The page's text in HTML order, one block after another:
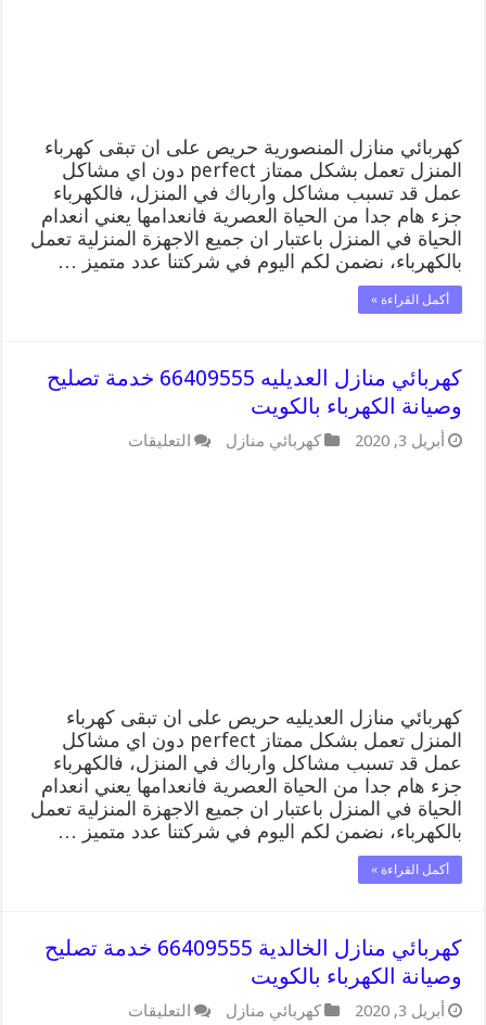
كهربائي منازل المنصورية حريص على ان تبقى كهرباء
المنزل تعمل بشكل ممتاز perfect دون اي مشاكل
عمل قد تسبب مشاكل وارباك في المنزل، فالكهرباء
جزء هام جدا من الحياة العصرية فانعدامها يعني انعدام
الحياة في المنزل باعتبار ان جميع الاجهزة المنزلية تعمل
بالكهرباء، نضمن لكم اليوم في شركتنا عدد متميز …
أكمل القراءة »
كهربائي منازل العديليه 66409555 خدمة تصليح
وصيانة الكهرباء بالكويت
أبريل 3, 2020 كهربائي منازل التعليقات
كهربائي منازل العديليه حريص على ان تبقى كهرباء
المنزل تعمل بشكل ممتاز perfect دون اي مشاكل
عمل قد تسبب مشاكل وارباك في المنزل، فالكهرباء
جزء هام جدا من الحياة العصرية فانعدامها يعني انعدام
الحياة في المنزل باعتبار ان جميع الاجهزة المنزلية تعمل
بالكهرباء، نضمن لكم اليوم في شركتنا عدد متميز …
أكمل القراءة »
كهربائي منازل الخالدية 66409555 خدمة تصليح
وصيانة الكهرباء بالكويت
أبريل 3, 2020 كهربائي منازل التعليقات